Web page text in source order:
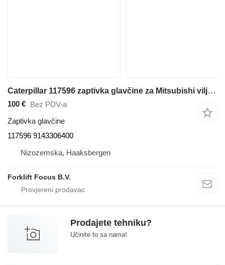
Caterpillar 117596 zaptivka glavčine za Mitsubishi viljuškara
100 € Bez PDV-a
Zaptivka glavčine
117596 9143306400
Nizozemska, Haaksbergen
Forklift Focus B.V.
Prodajete tehniku?
Učinite to sa nama!